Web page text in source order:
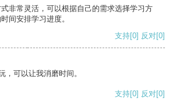
非常灵活，可以根据自己的需求选择学习方
间安排学习进度。
支持[0] 反对[0]
，可以让我消磨时间。
支持[0] 反对[0]